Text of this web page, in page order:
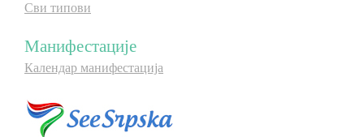
Сви типови
Манифестације
Календар манифестација